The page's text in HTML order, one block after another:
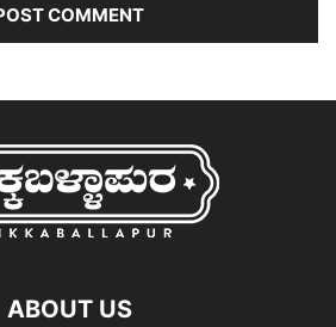
ABOUT US